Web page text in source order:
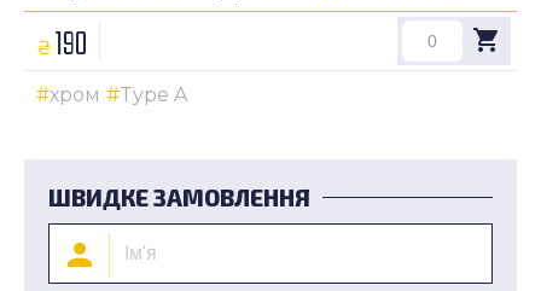
₴ 190
хром Type A
ШВИДКЕ ЗАМОВЛЕННЯ